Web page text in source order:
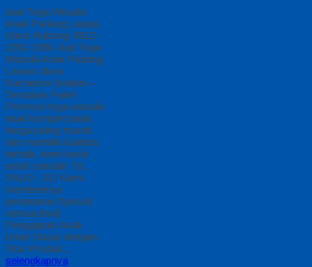
Jual Toga Wisuda
Anak Padang Lawas
Utara Hubungi 0812-
2282-1060 Jual Toga
Wisuda Anak Padang
Lawas Utara
Sumatera Selatan –
Temukan Paket
Promosi toga wisuda
anak komplet pada
harga paling murah
dan memiliki kualitas
terbaik, kami kasih
untuk sekolah TK,
PAUD , SD Kami
memberinya
penawaran Special
semua level
Pengajaran Anak
Umur Dasar dengan
Fitur Produk…
selengkapnya